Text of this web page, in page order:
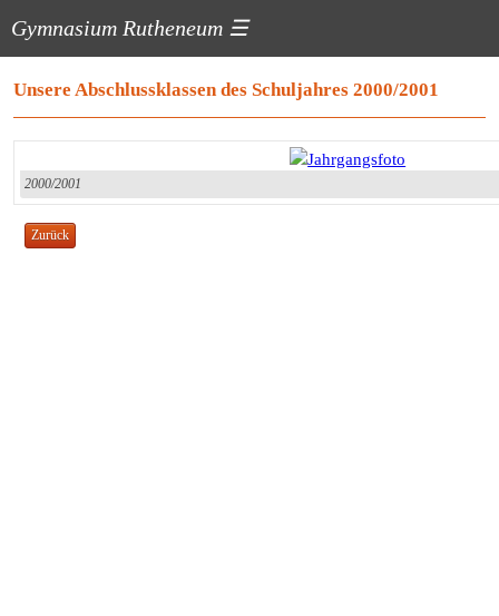
Gymnasium Rutheneum ☰
Unsere Abschlussklassen des Schuljahres 2000/2001
2000/2001